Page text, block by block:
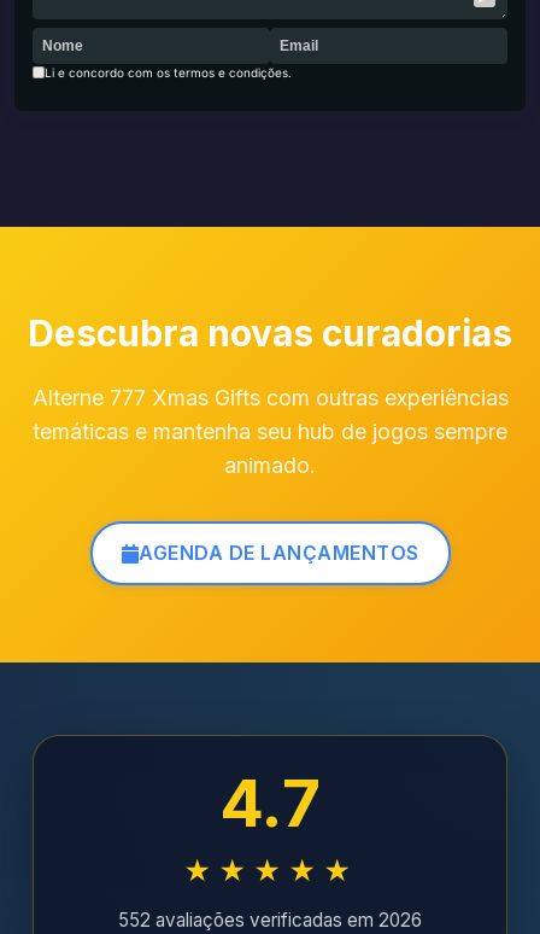
Li e concordo com os termos e condições.
Descubra novas curadorias
Alterne 777 Xmas Gifts com outras experiências
temáticas e mantenha seu hub de jogos sempre
animado.
AGENDA DE LANÇAMENTOS
4.7
★★★★★
552 avaliações verificadas em 2026